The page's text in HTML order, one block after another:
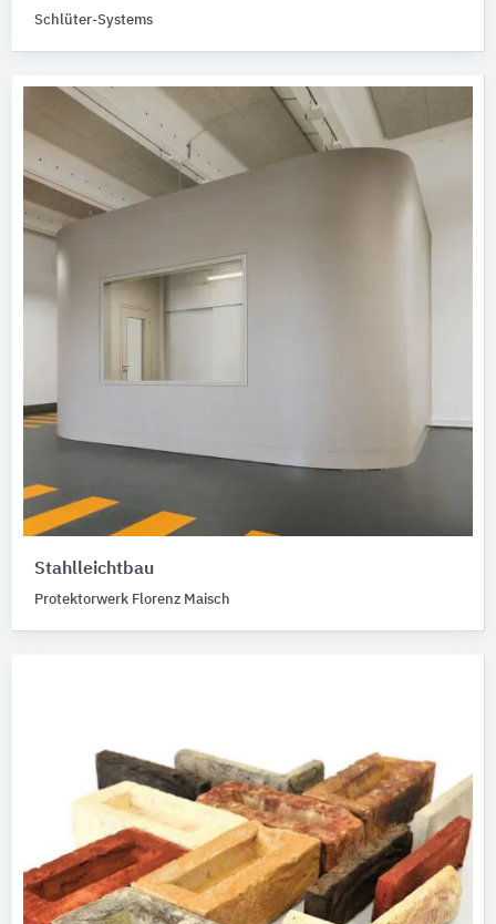
Schlüter-Systems
Stahlleichtbau
Protektorwerk Florenz Maisch